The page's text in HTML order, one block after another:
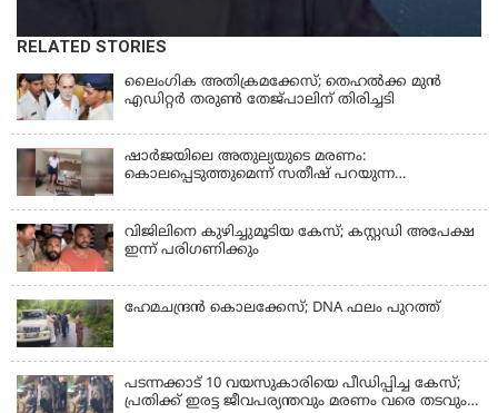
RELATED STORIES
ലൈംഗിക അതിക്രമക്കേസ്; തെഹല്‍ക്ക മുന്‍
എഡിറ്റര്‍ തരുൺ തേജ്പാലിന് തിരിച്ചടി
ഷാർജയിലെ അതുല്യയുടെ മരണം:
കൊലപ്പെടുത്തുമെന്ന് സതീഷ് പറയുന്ന
വിജിലിനെ കുഴിച്ചുമൂടിയ കേസ്; കസ്റ്റഡി അപേക്ഷ
ഇന്ന് പരിഗണിക്കും
ഹേമചന്ദ്രൻ കൊലക്കേസ്; DNA ഫലം പുറത്ത്
പടന്നക്കാട് 10 വയസുകാരിയെ പീഡിപ്പിച്ച കേസ്;
പ്രതിക്ക് ഇരട്ട ജീവപര്യന്തവും മരണം വരെ തടവും